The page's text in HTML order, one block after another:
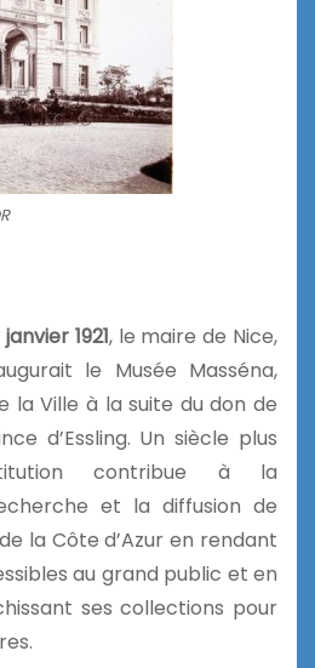
1921, le maire de Nice,
le Musée Masséna,
la Ville à la suite du don de
d’Essling. Un siècle plus
contribue à la
et la diffusion de
la Côte d’Azur en rendant
au grand public et en
ses collections pour